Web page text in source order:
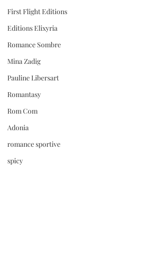
First Flight Editions
Editions Elixyria
Romance Sombre
Mina Zadig
Pauline Libersart
Romantasy
Rom Com
Adonia
romance sportive
spicy